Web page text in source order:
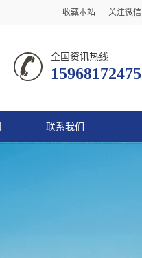
收藏本站 关注微信
全国资讯热线
15968172475
联系我们